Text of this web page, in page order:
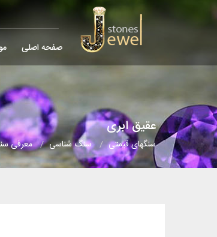
صفحه اصلی
عقیق ابری
سنگهای قیمتی سنگ شناسی معرفی